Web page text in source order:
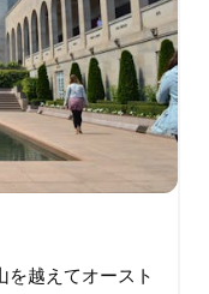
を越えてオースト